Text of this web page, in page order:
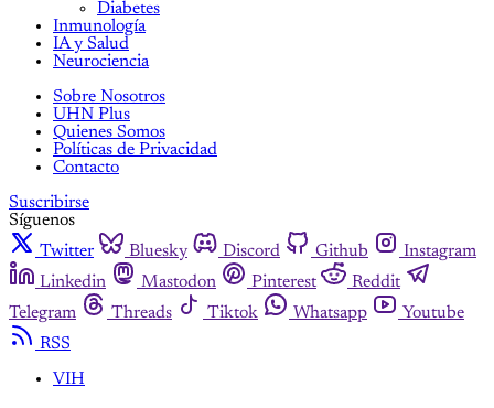
Diabetes
Inmunología
IA y Salud
Neurociencia
Sobre Nosotros
UHN Plus
Quienes Somos
Políticas de Privacidad
Contacto
Suscribirse
Síguenos
Twitter
Bluesky Discord Github
Instagram
Linkedin
Mastodon Pinterest
Reddit
Telegram
Threads Tiktok Whatsapp
Youtube
RSS
VIH